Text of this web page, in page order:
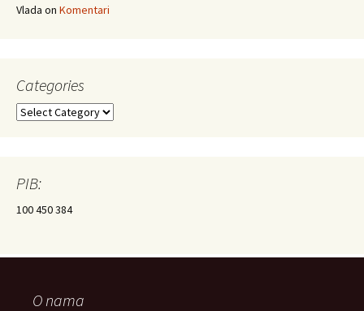
Vlada on Komentari
Categories
Categories
PIB:
100 450 384
O nama